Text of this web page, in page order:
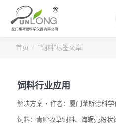
您的位置：
首页 "饲料"标签文章
饲料行业应用
解决方案 作者： 厦门莱斯德科学
饲料：青贮牧草饲料、海蛎壳粉